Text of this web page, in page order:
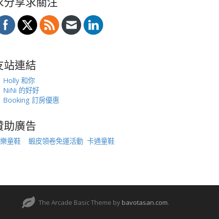
站連結
Holly 和你
NiNi 的好好
Booking 訂房優惠
助廣告
童鞋 蝦皮領卷免運活動 卡通童鞋
The Arcade Basic Theme by bavotasan.com.